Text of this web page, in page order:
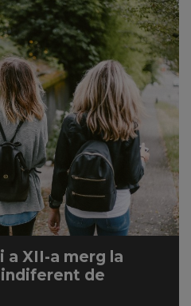
a XII-a merg la
indiferent de